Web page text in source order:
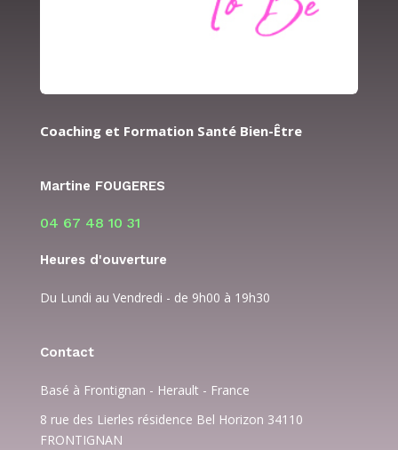
Coaching et Formation Santé Bien-Être
Martine FOUGERES
04 67 48 10 31
Heures d'ouverture
Du Lundi au Vendredi - de 9h00 à 19h30
Contact
Basé à Frontignan - Herault - France
8 rue des Lierles résidence Bel Horizon 34110
FRONTIGNAN